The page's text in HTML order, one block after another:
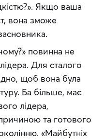
Якщо ваша
вона зможе
повинна не
Для сталого
щоб вона була
Ба більше, має
лідера,
та готового
«Майбутніх